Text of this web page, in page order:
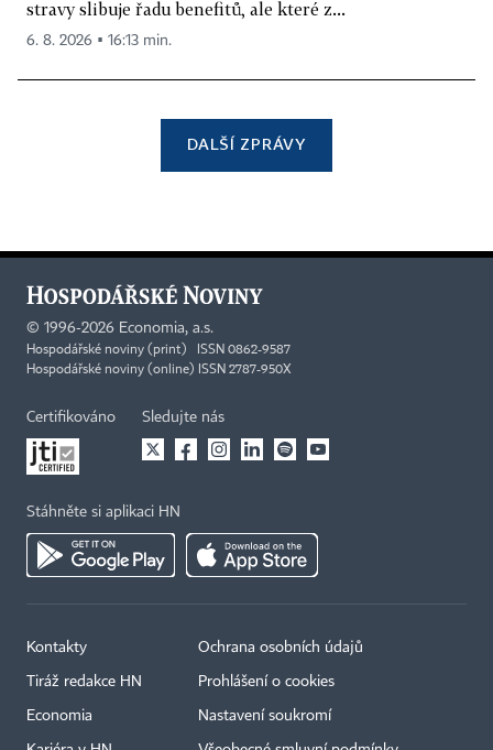
stravy slibuje řadu benefitů, ale které z...
6. 8. 2026 ▪ 16:13 min.
DALŠÍ ZPRÁVY
© 1996-2026 Economia, a.s.
Hospodářské noviny (print) ISSN 0862-9587
Hospodářské noviny (online) ISSN 2787-950X
Certifikováno Sledujte nás
Stáhněte si aplikaci HN
Kontakty
Tiráž redakce HN
Economia
Ochrana osobních údajů
Prohlášení o cookies
Nastavení soukromí